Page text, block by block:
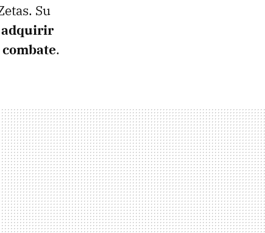
Su
adquirir
.